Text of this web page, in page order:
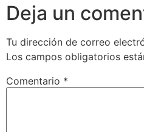
Deja un
Tu dirección de correo
Los campos obligatorios
Comentario *